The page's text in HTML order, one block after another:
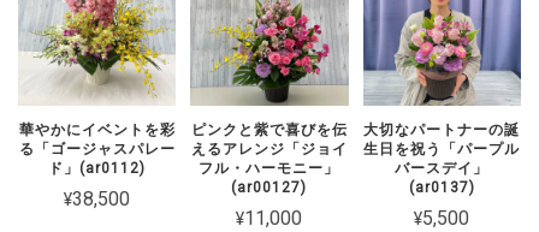
華やかにイベントを彩
る「ゴージャスパレー
ド」(ar0112)
¥38,500
ピンクと紫で喜びを伝
えるアレンジ「ジョイ
フル・ハーモニー」
(ar00127)
¥11,000
大切なパートナーの誕
生日を祝う「パープル
バースデイ」
(ar0137)
¥5,500